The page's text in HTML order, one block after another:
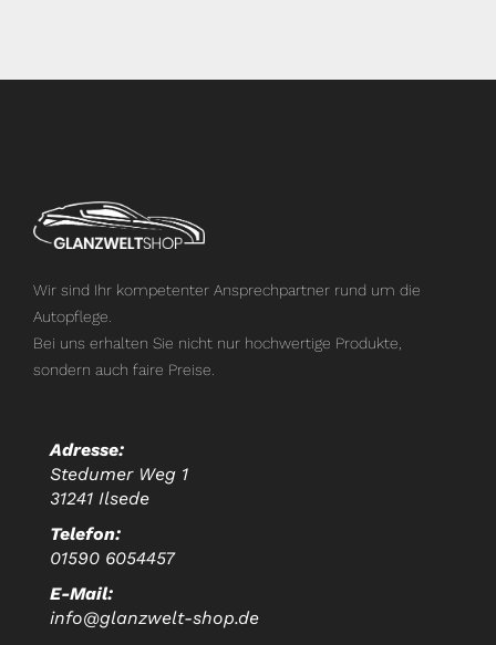
Wir sind Ihr kompetenter Ansprechpartner rund um die
Autopflege.
Bei uns erhalten Sie nicht nur hochwertige Produkte,
sondern auch faire Preise.
Adresse:
Stedumer Weg 1
31241 Ilsede
Telefon:
01590 6054457
E-Mail:
info@glanzwelt-shop.de